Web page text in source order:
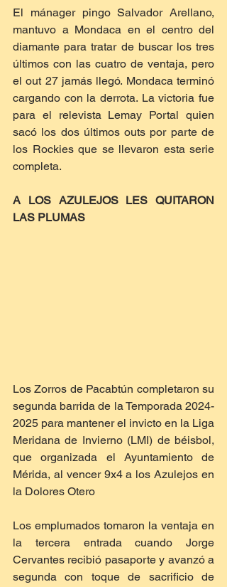
El mánager pingo Salvador Arellano,
mantuvo a Mondaca en el centro del
diamante para tratar de buscar los tres
últimos con las cuatro de ventaja, pero
el out 27 jamás llegó. Mondaca terminó
cargando con la derrota. La victoria fue
para el relevista Lemay Portal quien
sacó los dos últimos outs por parte de
los Rockies que se llevaron esta serie
completa.
A LOS AZULEJOS LES QUITARON
LAS PLUMAS
Los Zorros de Pacabtún completaron su
segunda barrida de la Temporada 2024-
2025 para mantener el invicto en la Liga
Meridana de Invierno (LMI) de béisbol,
que organizada el Ayuntamiento de
Mérida, al vencer 9x4 a los Azulejos en
la Dolores Otero
Los emplumados tomaron la ventaja en
la tercera entrada cuando Jorge
Cervantes recibió pasaporte y avanzó a
segunda con toque de sacrificio de